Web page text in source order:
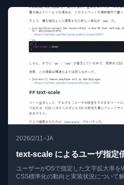
2026/2/11•JA
text-scale によるユーザ指定
ユーザーがOSで指定した文字拡大率
CSS標準化の動向と実装状況について解